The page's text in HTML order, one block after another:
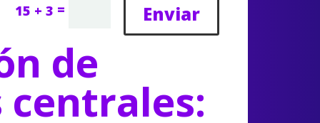
15 + 3 = Enviar
de